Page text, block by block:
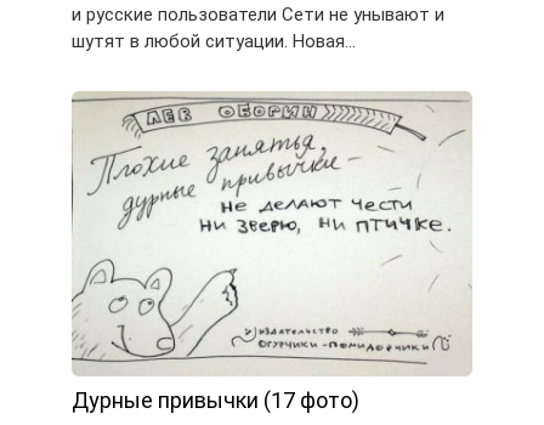
и русские пользователи Сети не унывают и
шутят в любой ситуации. Новая…
Дурные привычки (17 фото)